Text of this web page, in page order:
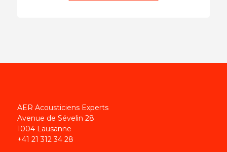
AER Acousticiens Experts
Avenue de Sévelin 28
1004 Lausanne
+41 21 312 34 28